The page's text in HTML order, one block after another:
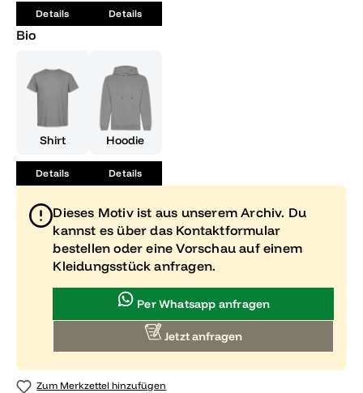
Details Details
Bio
Shirt
Details
Hoodie
Details
Dieses Motiv ist aus unserem Archiv. Du
kannst es über das Kontaktformular
bestellen oder eine Vorschau auf einem
Kleidungsstück anfragen.
Per Whatsapp anfragen
Jetzt anfragen
Zum Merkzettel hinzufügen